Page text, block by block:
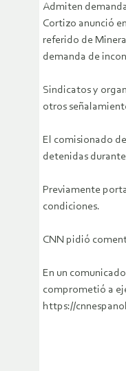
Admiten
Cortizo anunció
referido de
demanda de
Sindicatos y
otros
El comisionado
detenidas
Previamente
condiciones.
CNN pidió
En un
comprometió a
https://